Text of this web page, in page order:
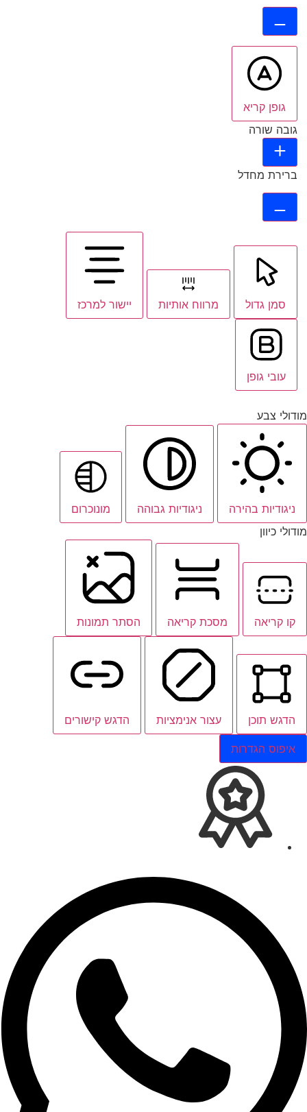
גופן קריא
גובה שורה
ברירת מחדל
סמן גדול מרווח אותיות יישור למרכז
עובי גופן
מודולי צבע
ניגודיות בהירה ניגודיות גבוהה
מונוכרום
מודולי כיוון
קו קריאה מסכת קריאה הסתר תמונות
הדגש תוכן עצור אנימציות הדגש קישורים
איפוס הגדרות